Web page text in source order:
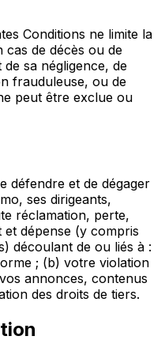
Conditions ne limite la
cas de décès ou de
sa négligence, de
frauduleuse, ou de
peut être exclue ou
défendre et de dégager
ses dirigeants,
réclamation, perte,
dépense (y compris
découlant de ou liés à :
; (b) votre violation
annonces, contenus
des droits de tiers.